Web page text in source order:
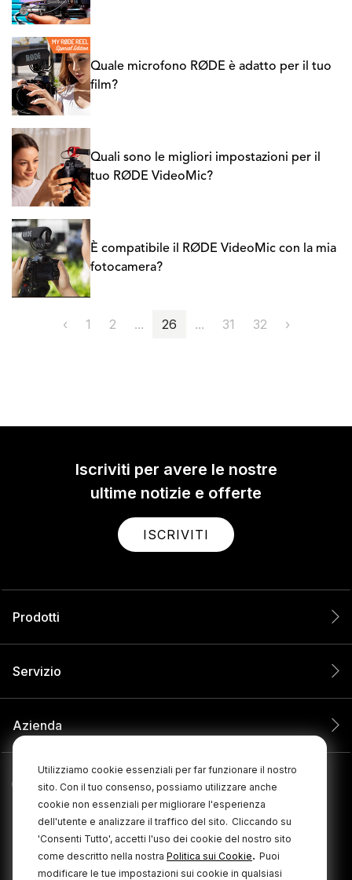
Utilizziamo cookie essenziali per far funzionare il nostro
sito. Con il tuo consenso, possiamo utilizzare anche
cookie non essenziali per migliorare l'esperienza
dell'utente e analizzare il traffico del sito. Cliccando su
'Consenti Tutto', accetti l'uso dei cookie del nostro sito
come descritto nella nostra Politica sui Cookie. Puoi
modificare le tue impostazioni sui cookie in qualsiasi
Quale microfono RØDE è adatto per il tuo
film?
Quali sono le migliori impostazioni per il
tuo RØDE VideoMic?
È compatibile il RØDE VideoMic con la mia
fotocamera?
‹ 1 2 ... 26 ... 31 32 ›
Iscriviti per avere le nostre
ultime notizie e offerte
ISCRIVITI
Prodotti
Servizio
Azienda